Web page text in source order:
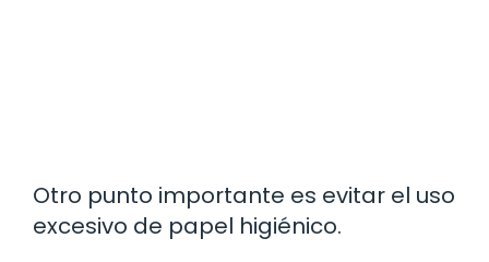
Otro punto importante es evitar el uso
excesivo de papel higiénico.